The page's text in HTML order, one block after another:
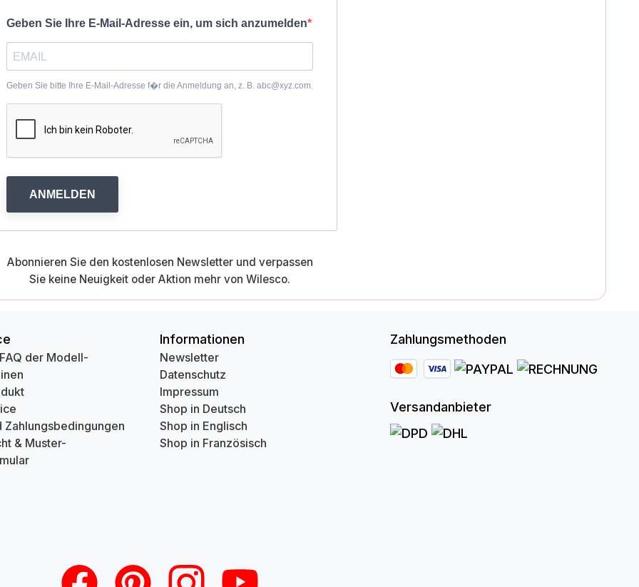
Geben Sie Ihre E-Mail-Adresse ein, um sich anzumelden
Geben Sie bitte Ihre E-Mail-Adresse f�r die Anmeldung an, z. B. abc@xyz.com.
ANMELDEN
Abonnieren Sie den kostenlosen Newsletter und verpassen
Sie keine Neuigkeit oder Aktion mehr von Wilesco.
der Modell-
Zahlungsbedingungen
& Muster-
Informationen
Newsletter
Datenschutz
Impressum
Shop in Deutsch
Shop in Englisch
Shop in Französisch
Zahlungsmethoden
Versandanbieter